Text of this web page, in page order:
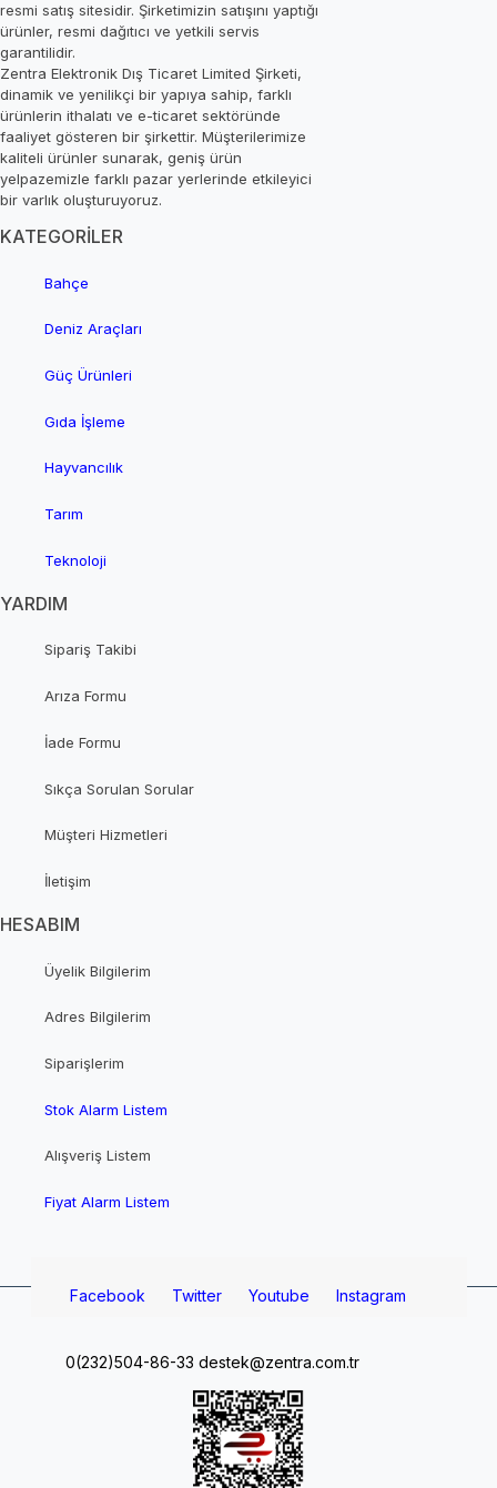
resmi satış sitesidir. Şirketimizin satışını yaptığı
ürünler, resmi dağıtıcı ve yetkili servis
garantilidir.
Zentra Elektronik Dış Ticaret Limited Şirketi,
dinamik ve yenilikçi bir yapıya sahip, farklı
ürünlerin ithalatı ve e-ticaret sektöründe
faaliyet gösteren bir şirkettir. Müşterilerimize
kaliteli ürünler sunarak, geniş ürün
yelpazemizle farklı pazar yerlerinde etkileyici
bir varlık oluşturuyoruz.
KATEGORİLER
Bahçe
Deniz Araçları
Güç Ürünleri
Gıda İşleme
Hayvancılık
Tarım
Teknoloji
YARDIM
Sipariş Takibi
Arıza Formu
İade Formu
Sıkça Sorulan Sorular
Müşteri Hizmetleri
İletişim
HESABIM
Üyelik Bilgilerim
Adres Bilgilerim
Siparişlerim
Stok Alarm Listem
Alışveriş Listem
Fiyat Alarm Listem
Facebook Twitter Youtube Instagram
0(232)504-86-33 destek@zentra.com.tr